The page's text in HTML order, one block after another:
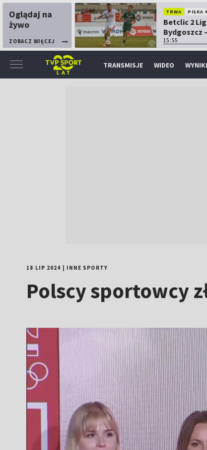
Oglądaj na
żywo
ZOBACZ WIĘCEJ
TRWA PIŁKA
Betclic 2
Bydgoszcz
15:55
TRANSMISJE WIDEO WYNIKI
18 LIP 2024 INNE SPORTY
Polscy sportowcy